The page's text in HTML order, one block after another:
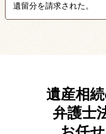
遺留分を請求された。
遺産相
弁護士